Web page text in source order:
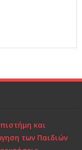
και
των Παιδιών